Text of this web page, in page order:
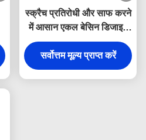
स्क्रैच प्रतिरोधी और साफ करने
में आसान एकल बेसिन डिजाइन
के साथ प्रीमियम 304 स्टेनलेस
स्टील अंडरमाउंट रसोई सिंक
सर्वोत्तम मूल्य प्राप्त करें